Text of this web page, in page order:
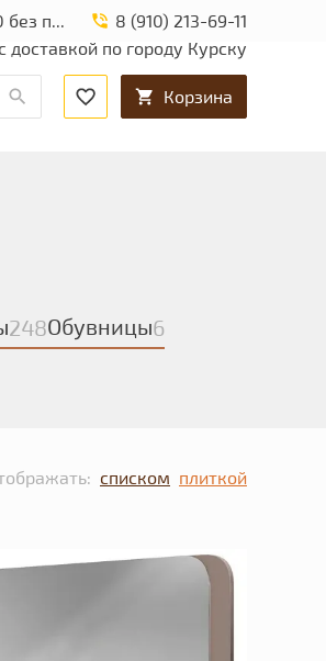
ПН-ВС 10.00-20.00 без перерыва и выходных.
8 (910) 213-69-11
доставкой по городу Курску
Корзина
248Обувницы6
списком плиткой